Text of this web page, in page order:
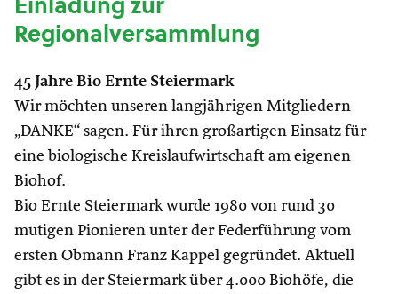
Regionalversammlung
45 Jahre Bio Ernte Steiermark
Wir möchten unseren langjährigen Mitgliedern
„DANKE“ sagen. Für ihren großartigen Einsatz für
eine biologische Kreislaufwirtschaft am eigenen
Biohof.
Bio Ernte Steiermark wurde 1980 von rund 30
mutigen Pionieren unter der Federführung vom
ersten Obmann Franz Kappel gegründet. Aktuell
gibt es in der Steiermark über 4.000 Biohöfe, die